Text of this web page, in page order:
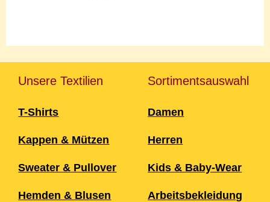
Unsere Textilien
T-Shirts
Kappen & Mützen
Sweater & Pullover
Hemden & Blusen
Sortimentsauswahl
Damen
Herren
Kids & Baby-Wear
Arbeitsbekleidung